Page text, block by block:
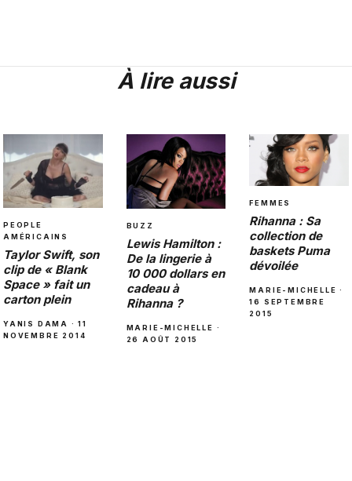
À lire aussi
PEOPLE
AMÉRICAINS
Taylor Swift, son
clip de « Blank
Space » fait un
carton plein
YANIS DAMA · 11
NOVEMBRE 2014
BUZZ
Lewis Hamilton :
De la lingerie à
10 000 dollars en
cadeau à
Rihanna ?
MARIE-MICHELLE ·
26 AOÛT 2015
FEMMES
Rihanna : Sa
collection de
baskets Puma
dévoilée
MARIE-MICHELLE ·
16 SEPTEMBRE
2015